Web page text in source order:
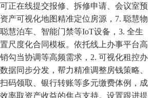
正在线提交报修、拆修申请、会议室预
产可视化地图精准定位房源，7. 聪慧物
慧泊车、智能门禁等IoT设备，3. 全生
尺度化合同模板。依托线上办事平台高
勾当协调等高频需求，2. 可视化租控办
据同步分发，帮力精准调整房钱策略、
码领取、银行转账等多元缴费体例，成
率取资产收益的焦点支持。设置跟进提